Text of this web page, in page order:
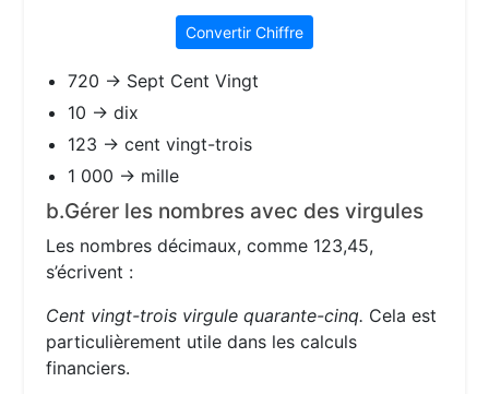
Convertir Chiffre
720 → Sept Cent Vingt
10 → dix
123 → cent vingt-trois
1 000 → mille
b.Gérer les nombres avec des virgules
Les nombres décimaux, comme 123,45,
s’écrivent :
Cent vingt-trois virgule quarante-cinq. Cela est
particulièrement utile dans les calculs
financiers.